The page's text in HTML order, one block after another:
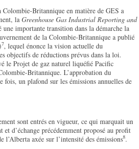
Britannique en matière de GES a
la Greenhouse Gas Industrial Reporting and
une importante transition dans la démarche la
de la Colombie-Britannique a publié
7, lequel énonce la vision actuelle du
objectifs de réductions prévus dans la loi.
le Projet de gaz naturel liquéfié Pacific
Britannique. L’approbation du
un plafond sur les émissions annuelles de
sont entrés en vigueur, ce qui marquait un
et d’échange précédemment proposé au profit
l’Alberta axée sur l’intensité des émissions8.